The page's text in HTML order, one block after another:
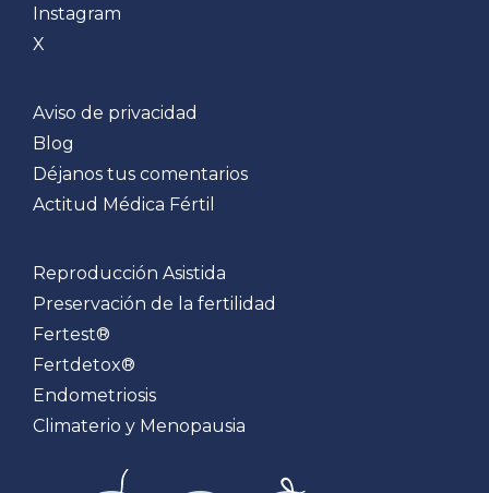
Instagram
X
Aviso de privacidad
Blog
Déjanos tus comentarios
Actitud Médica Fértil
Reproducción Asistida
Preservación de la fertilidad
Fertest®
Fertdetox®
Endometriosis
Climaterio y Menopausia